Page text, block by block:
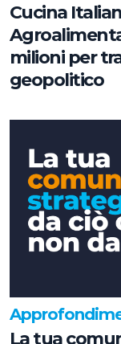
Cucina
milioni per
geopolitico
La tua